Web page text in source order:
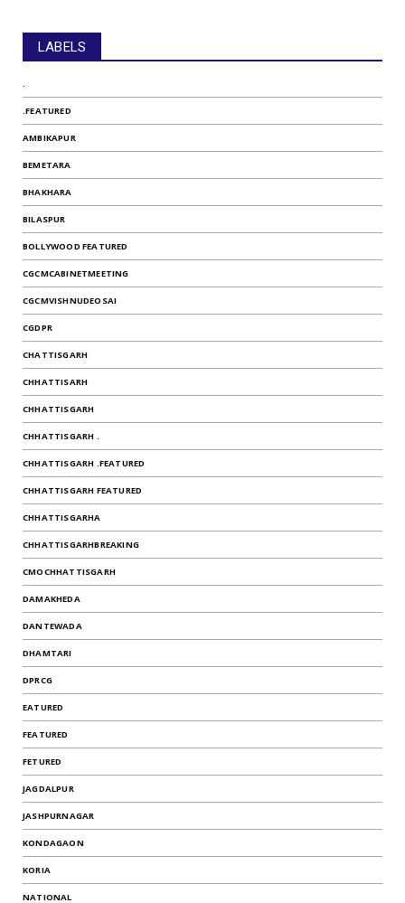
LABELS
.
.FEATURED
AMBIKAPUR
BEMETARA
BHAKHARA
BILASPUR
BOLLYWOOD FEATURED
CGCMCABINETMEETING
CGCMVISHNUDEOSAI
CGDPR
CHATTISGARH
CHHATTISARH
CHHATTISGARH
CHHATTISGARH .
CHHATTISGARH .FEATURED
CHHATTISGARH FEATURED
CHHATTISGARHA
CHHATTISGARHBREAKING
CMOCHHATTISGARH
DAMAKHEDA
DANTEWADA
DHAMTARI
DPRCG
EATURED
FEATURED
FETURED
JAGDALPUR
JASHPURNAGAR
KONDAGAON
KORIA
NATIONAL